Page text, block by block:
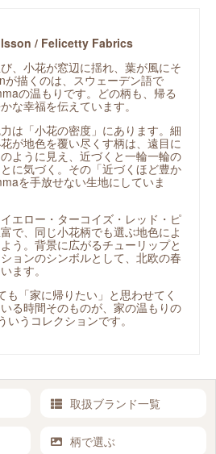
/ Felicetty Fabrics
、小花が窓辺に揺れ、葉が風にそ
描くのは、スウェーデン語で
の温もりです。どの柄も、帰る
な幸福を伝えています。
は「小花の密度」にあります。細
が地色を覆い尽くす柄は、遠目に
ように見え、近づくと一輪一輪の
に気づく。その「近づくほど豊か
を手放せない生地にしていま
エロー・ターコイズ・レッド・ピ
で、同じ小花柄でも選ぶ地色によ
う。背景に広がるチューリップと
ョンのシンボルとして、北欧の春
ます。
も「家に帰りたい」と思わせてく
る時間そのものが、家の温もりの
うコレクションです。
取扱ブランド一覧
柄で選ぶ